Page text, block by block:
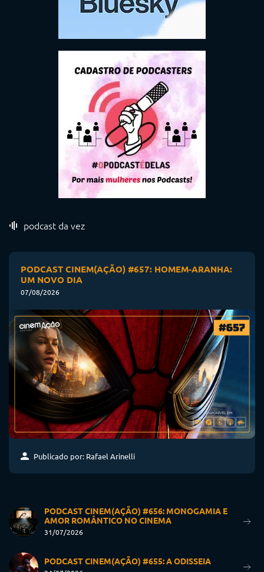
podcast da vez
PODCAST CINEM(AÇÃO) #657: HOMEM-ARANHA:
UM NOVO DIA
07/08/2026
Publicado por: Rafael Arinelli
PODCAST CINEM(AÇÃO) #656: MONOGAMIA E
AMOR ROMÂNTICO NO CINEMA
31/07/2026
PODCAST CINEM(AÇÃO) #655: A ODISSEIA